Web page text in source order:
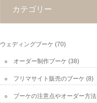
カテゴリー
ウェディングブーケ (70)
オーダー制作ブーケ (38)
フリマサイト販売のブーケ (8)
ブーケの注意点やオーダー方法